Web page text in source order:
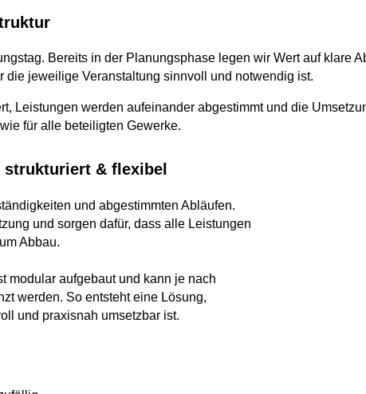
Bereits in der Planungsphase legen wir Wert auf klare
die jeweilige Veranstaltung sinnvoll und notwendig ist.
Leistungen werden aufeinander abgestimmt und die
für alle beteiligten Gewerke.
strukturiert & flexibel
und abgestimmten Abläufen.
und sorgen dafür, dass alle Leistungen
Abbau.
modular aufgebaut und kann je nach
werden. So entsteht eine Lösung,
und praxisnah umsetzbar ist.